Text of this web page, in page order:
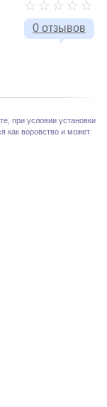
0 отзывов
при условии установки
как воровство и может